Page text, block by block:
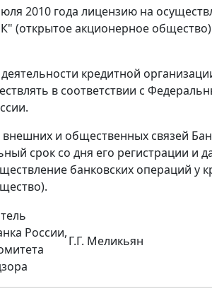
2010 года лицензию на
(открытое акционерное
кредитной
в соответствии с
и общественных связей
срок со дня его регистрации
банковских операций
России,
Г.Г. Меликьян